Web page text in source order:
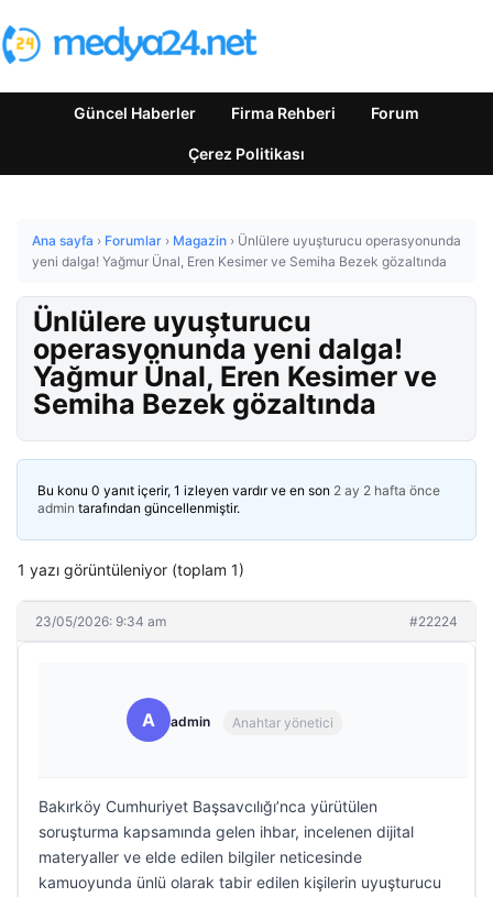
Güncel Haberler Firma Rehberi Forum
Çerez Politikası
Ana sayfa › Forumlar › Magazin › Ünlülere uyuşturucu operasyonunda
yeni dalga! Yağmur Ünal, Eren Kesimer ve Semiha Bezek gözaltında
Ünlülere uyuşturucu
operasyonunda yeni dalga!
Yağmur Ünal, Eren Kesimer ve
Semiha Bezek gözaltında
Bu konu 0 yanıt içerir, 1 izleyen vardır ve en son 2 ay 2 hafta önce
admin tarafından güncellenmiştir.
1 yazı görüntüleniyor (toplam 1)
23/05/2026: 9:34 am #22224
A admin Anahtar yönetici
Bakırköy Cumhuriyet Başsavcılığı’nca yürütülen
soruşturma kapsamında gelen ihbar, incelenen dijital
materyaller ve elde edilen bilgiler neticesinde
kamuoyunda ünlü olarak tabir edilen kişilerin uyuşturucu